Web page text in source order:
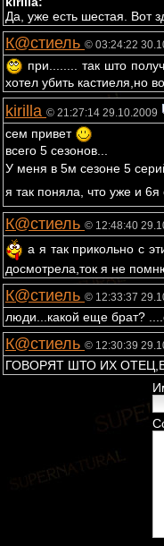
Да, уже есть шестая. Вот
К@стиель © 03:24:22
при........ так што
хотел убить кастиеля,но
kirilla © 21:27:14 29.10.2009
сем привет
всего 5 сезонов...
У меня в 5м сезоне 5
я так поняла, что уже и
К@стиель © 12:48:40
а я так прикольно с
досмотрела,ток я не
К@стиель © 12:33:37
люди...какой еще брат?
К@стиель © 12:30:39
ГОВОРЯТ ШТО ИХ